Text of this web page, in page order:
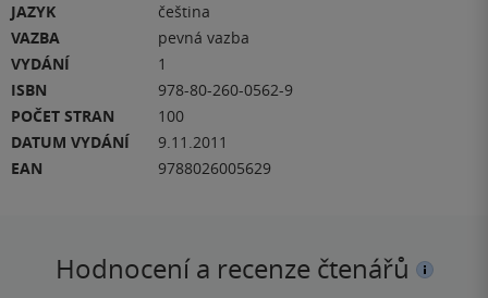
JAZYK
čeština
VAZBA
pevná vazba
VYDÁNÍ
1
ISBN
978-80-260-0562-9
POČET STRAN
100
DATUM VYDÁNÍ
9.11.2011
EAN
9788026005629
Hodnocení a recenze čtenářů